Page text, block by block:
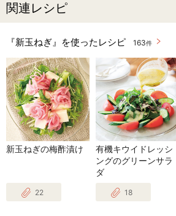
関連レシピ
『新玉ねぎ』を使ったレシピ 163件
新玉ねぎの梅酢漬け
22
有機キウイドレッシ
ングのグリーンサラ
ダ
18